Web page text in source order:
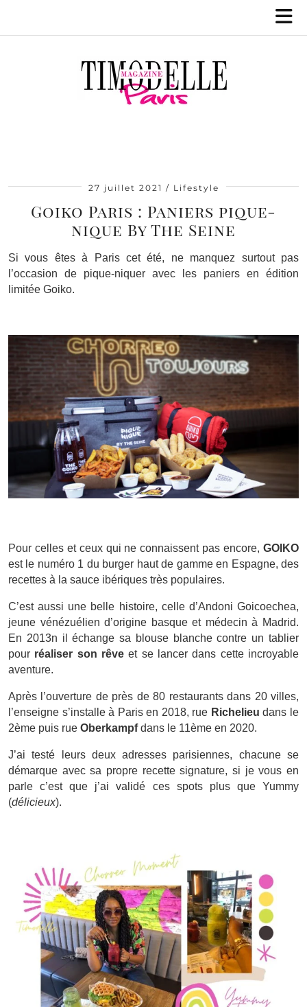
27 juillet 2021 Lifestyle
Goiko Paris : Paniers pique-
nique By The Seine
Si vous êtes à Paris cet été, ne manquez surtout pas
l’occasion de pique-niquer avec les paniers en édition
limitée Goiko.
Pour celles et ceux qui ne connaissent pas encore, GOIKO
est le numéro 1 du burger haut de gamme en Espagne, des
recettes à la sauce ibériques très populaires.
C’est aussi une belle histoire, celle d’Andoni Goicoechea,
jeune vénézuélien d’origine basque et médecin à Madrid.
En 2013n il échange sa blouse blanche contre un tablier
pour réaliser son rêve et se lancer dans cette incroyable
aventure.
Après l’ouverture de près de 80 restaurants dans 20 villes,
l’enseigne s’installe à Paris en 2018, rue Richelieu dans le
2ème puis rue Oberkampfdans le 11ème en 2020.
J’ai testé leurs deux adresses parisiennes, chacune se
démarque avec sa propre recette signature, si je vous en
parle c’est que j’ai validé ces spots plus que Yummy
(délicieux).